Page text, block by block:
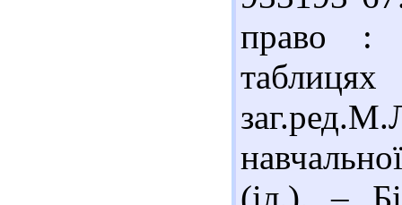
право :